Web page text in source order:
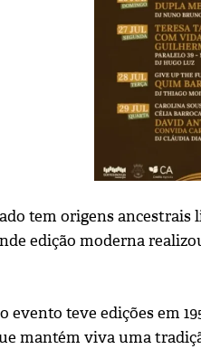
tem origens
edição moderna
teve edições em
mantém viva uma